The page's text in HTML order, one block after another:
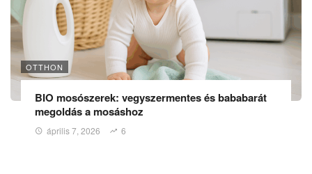
OTTHON
BIO mosószerek: vegyszermentes és bababarát
megoldás a mosáshoz
április 7, 2026 6